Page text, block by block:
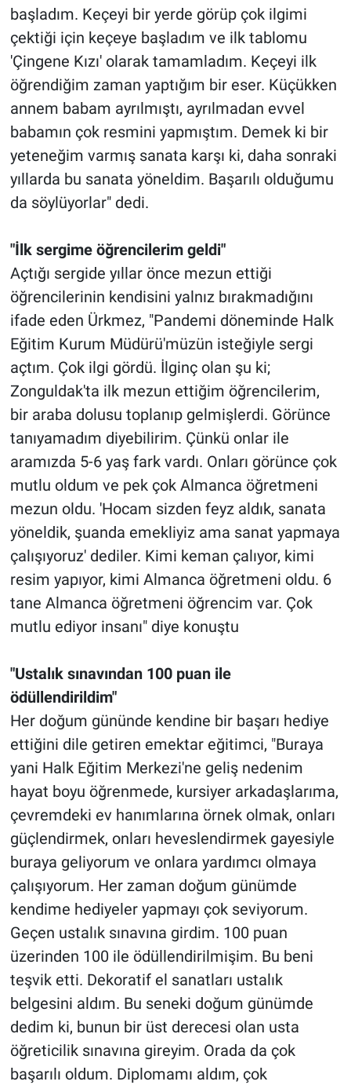
başladım. Keçeyi bir yerde görüp çok ilgimi
çektiği için keçeye başladım ve ilk tablomu
'Çingene Kızı' olarak tamamladım. Keçeyi ilk
öğrendiğim zaman yaptığım bir eser. Küçükken
annem babam ayrılmıştı, ayrılmadan evvel
babamın çok resmini yapmıştım. Demek ki bir
yeteneğim varmış sanata karşı ki, daha sonraki
yıllarda bu sanata yöneldim. Başarılı olduğumu
da söylüyorlar" dedi.
"İlk sergime öğrencilerim geldi"
Açtığı sergide yıllar önce mezun ettiği
öğrencilerinin kendisini yalnız bırakmadığını
ifade eden Ürkmez, "Pandemi döneminde Halk
Eğitim Kurum Müdürü'müzün isteğiyle sergi
açtım. Çok ilgi gördü. İlginç olan şu ki;
Zonguldak'ta ilk mezun ettiğim öğrencilerim,
bir araba dolusu toplanıp gelmişlerdi. Görünce
tanıyamadım diyebilirim. Çünkü onlar ile
aramızda 5-6 yaş fark vardı. Onları görünce çok
mutlu oldum ve pek çok Almanca öğretmeni
mezun oldu. 'Hocam sizden feyz aldık, sanata
yöneldik, şuanda emekliyiz ama sanat yapmaya
çalışıyoruz' dediler. Kimi keman çalıyor, kimi
resim yapıyor, kimi Almanca öğretmeni oldu. 6
tane Almanca öğretmeni öğrencim var. Çok
mutlu ediyor insanı" diye konuştu
"Ustalık sınavından 100 puan ile
ödüllendirildim"
Her doğum gününde kendine bir başarı hediye
ettiğini dile getiren emektar eğitimci, "Buraya
yani Halk Eğitim Merkezi'ne geliş nedenim
hayat boyu öğrenmede, kursiyer arkadaşlarıma,
çevremdeki ev hanımlarına örnek olmak, onları
güçlendirmek, onları heveslendirmek gayesiyle
buraya geliyorum ve onlara yardımcı olmaya
çalışıyorum. Her zaman doğum günümde
kendime hediyeler yapmayı çok seviyorum.
Geçen ustalık sınavına girdim. 100 puan
üzerinden 100 ile ödüllendirilmişim. Bu beni
teşvik etti. Dekoratif el sanatları ustalık
belgesini aldım. Bu seneki doğum günümde
dedim ki, bunun bir üst derecesi olan usta
öğreticilik sınavına gireyim. Orada da çok
başarılı oldum. Diplomamı aldım, çok